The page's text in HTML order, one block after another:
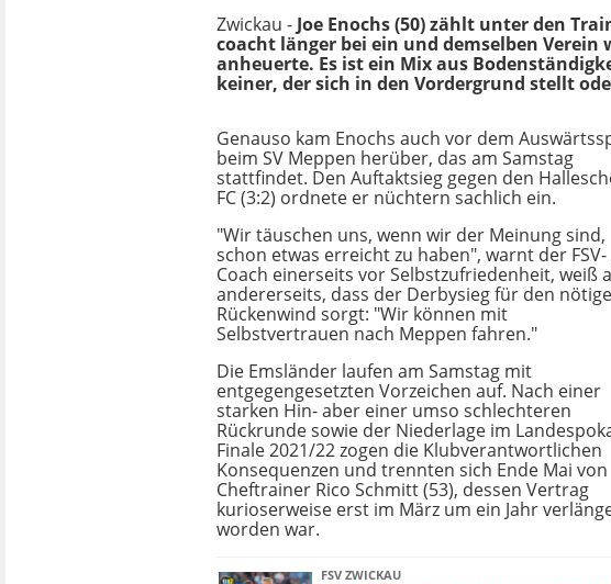
Zwickau - Joe Enochs (50) zählt unter den
coacht länger bei ein und demselben Verein
anheuerte. Es ist ein Mix aus
keiner, der sich in den Vordergrund stellt
Genauso kam Enochs auch vor dem
beim SV Meppen herüber, das am Samstag
stattfindet. Den Auftaktsieg gegen den
FC (3:2) ordnete er nüchtern sachlich ein.
"Wir täuschen uns, wenn wir der Meinung sind,
schon etwas erreicht zu haben", warnt der FSV-
Coach einerseits vor Selbstzufriedenheit, weiß
andererseits, dass der Derbysieg für den
Rückenwind sorgt: "Wir können mit
Selbstvertrauen nach Meppen fahren."
Die Emsländer laufen am Samstag mit
entgegengesetzten Vorzeichen auf. Nach einer
starken Hin- aber einer umso schlechteren
Rückrunde sowie der Niederlage im
Finale 2021/22 zogen die Klubverantwortlichen
Konsequenzen und trennten sich Ende Mai von
Cheftrainer Rico Schmitt (53), dessen Vertrag
kurioserweise erst im März um ein Jahr
worden war.
FSV ZWICKAU